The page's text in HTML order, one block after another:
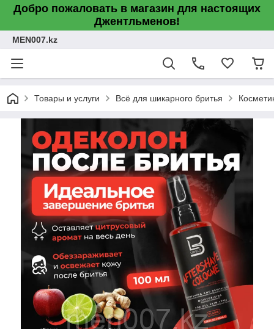
Добро пожаловать в магазин для настоящих
Джентльменов!
MEN007.kz
Товары и услуги Всё для шикарного бритья